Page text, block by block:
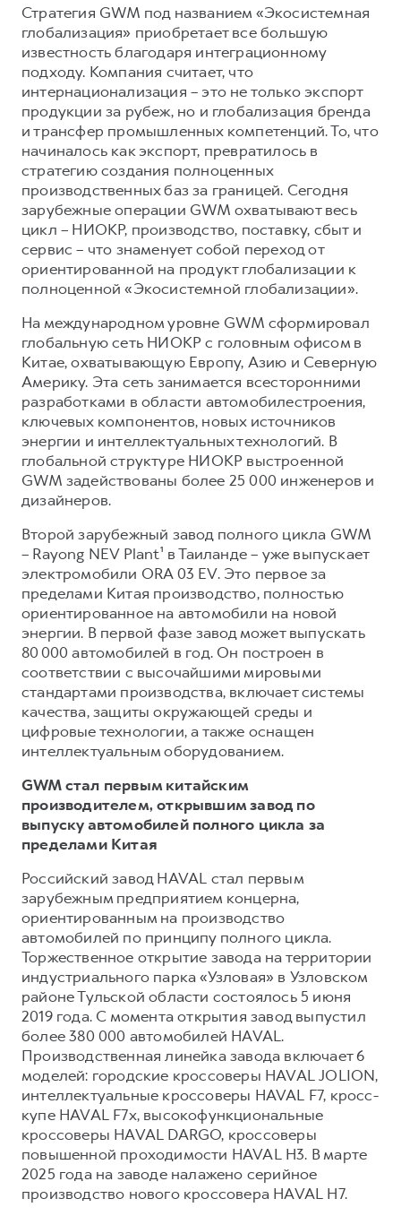
Стратегия GWM под названием «Экосистемная
глобализация» приобретает все большую
известность благодаря интеграционному
подходу. Компания считает, что
интернационализация – это не только экспорт
продукции за рубеж, но и глобализация бренда
и трансфер промышленных компетенций. То, что
начиналось как экспорт, превратилось в
стратегию создания полноценных
производственных баз за границей. Сегодня
зарубежные операции GWM охватывают весь
цикл – НИОКР, производство, поставку, сбыт и
сервис – что знаменует собой переход от
ориентированной на продукт глобализации к
полноценной «Экосистемной глобализации».
На международном уровне GWM сформировал
глобальную сеть НИОКР с головным офисом в
Китае, охватывающую Европу, Азию и Северную
Америку. Эта сеть занимается всесторонними
разработками в области автомобилестроения,
ключевых компонентов, новых источников
энергии и интеллектуальных технологий. В
глобальной структуре НИОКР выстроенной
GWM задействованы более 25 000 инженеров и
дизайнеров.
Второй зарубежный завод полного цикла GWM
– Rayong NEV Plant¹ в Таиланде – уже выпускает
электромобили ORA 03 EV. Это первое за
пределами Китая производство, полностью
ориентированное на автомобили на новой
энергии. В первой фазе завод может выпускать
80 000 автомобилей в год. Он построен в
соответствии с высочайшими мировыми
стандартами производства, включает системы
качества, защиты окружающей среды и
цифровые технологии, а также оснащен
интеллектуальным оборудованием.
GWM стал первым китайским
производителем, открывшим завод по
выпуску автомобилей полного цикла за
пределами Китая
Российский завод HAVAL стал первым
зарубежным предприятием концерна,
ориентированным на производство
автомобилей по принципу полного цикла.
Торжественное открытие завода на территории
индустриального парка «Узловая» в Узловском
районе Тульской области состоялось 5 июня
2019 года. С момента открытия завод выпустил
более 380 000 автомобилей HAVAL.
Производственная линейка завода включает 6
моделей: городские кроссоверы HAVAL JOLION,
интеллектуальные кроссоверы HAVAL F7, кросс-
купе HAVAL F7x, высокофункциональные
кроссоверы HAVAL DARGO, кроссоверы
повышенной проходимости HAVAL H3. В марте
2025 года на заводе налажено серийное
производство нового кроссовера HAVAL H7.